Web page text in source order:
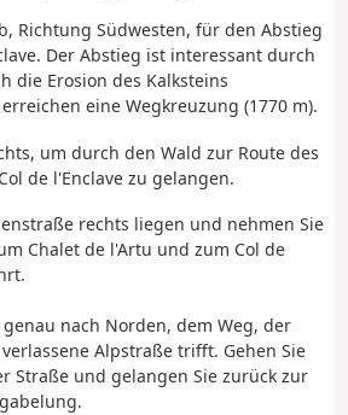
Richtung Südwesten, für den Abstieg
Der Abstieg ist interessant durch
die Erosion des Kalksteins
eine Wegkreuzung (1770 m).
um durch den Wald zur Route des
de l'Enclave zu gelangen.
rechts liegen und nehmen Sie
Chalet de l'Artu und zum Col de
genau nach Norden, dem Weg, der
Alpstraße trifft. Gehen Sie
Straße und gelangen Sie zurück zur